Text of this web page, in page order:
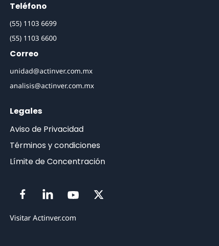
Teléfono
(55) 1103 6699
(55) 1103 6600
Correo
unidad@actinver.com.mx
analisis@actinver.com.mx
Legales
Aviso de Privacidad
Términos y condiciones
Límite de Concentración
Visitar Actinver.com